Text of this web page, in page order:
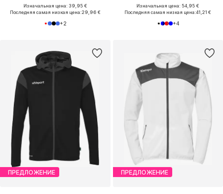
Изначальная цена: 39,95 €
Последняя самая низкая цена:29,96 €
+2
Изначальная цена: 54,95 €
Последняя самая низкая цена:41,21 €
+4
ПРЕДЛОЖЕНИЕ ПРЕДЛОЖЕНИЕ